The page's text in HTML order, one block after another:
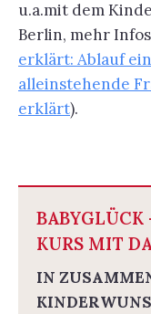
u.a.mit dem
Berlin, mehr
erklärt: Ablauf
alleinstehende
erklärt).
BABYGLÜCK
KURS MIT
IN